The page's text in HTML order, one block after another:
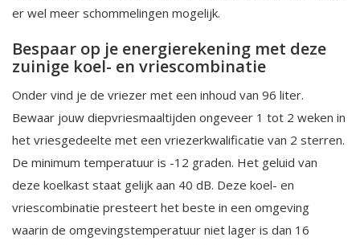
er wel meer schommelingen mogelijk.
Bespaar op je energierekening met deze
zuinige koel- en vriescombinatie
Onder vind je de vriezer met een inhoud van 96 liter.
Bewaar jouw diepvriesmaaltijden ongeveer 1 tot 2 weken in
het vriesgedeelte met een vriezerkwalificatie van 2 sterren.
De minimum temperatuur is -12 graden. Het geluid van
deze koelkast staat gelijk aan 40 dB. Deze koel- en
vriescombinatie presteert het beste in een omgeving
waarin de omgevingstemperatuur niet lager is dan 16